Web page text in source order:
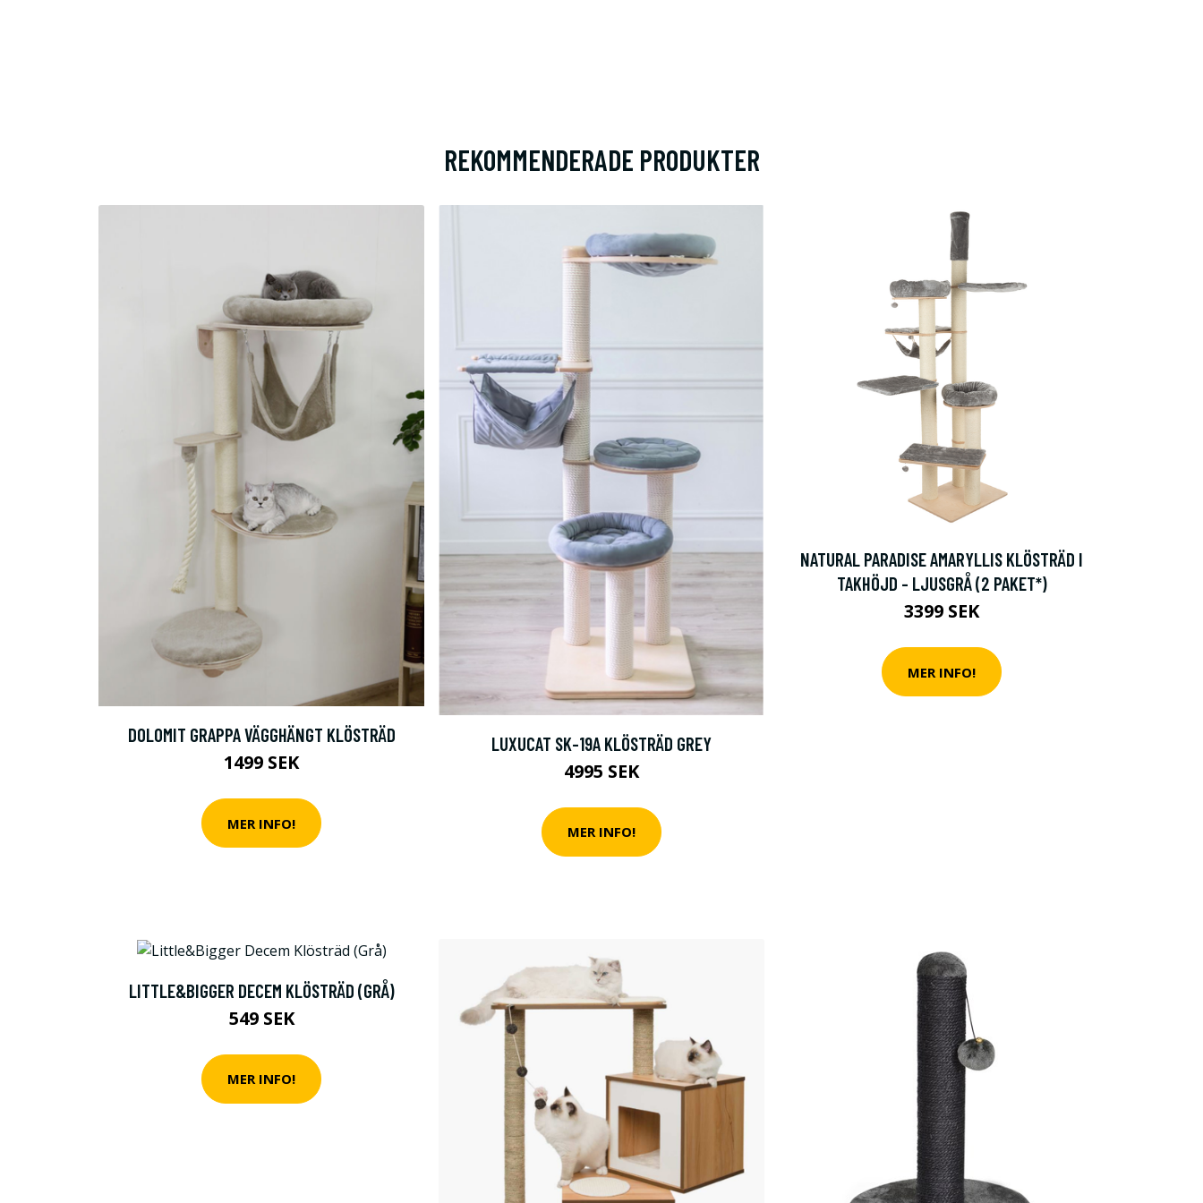
REKOMMENDERADE PRODUKTER
DOLOMIT GRAPPA VÄGGHÄNGT KLÖSTRÄD
1499 SEK
MER INFO!
LUXUCAT SK-19A KLÖSTRÄD GREY
4995 SEK
MER INFO!
NATURAL PARADISE AMARYLLIS KLÖSTRÄD I
TAKHÖJD - LJUSGRÅ (2 PAKET*)
3399 SEK
MER INFO!
LITTLE&BIGGER DECEM KLÖSTRÄD (GRÅ)
549 SEK
MER INFO!